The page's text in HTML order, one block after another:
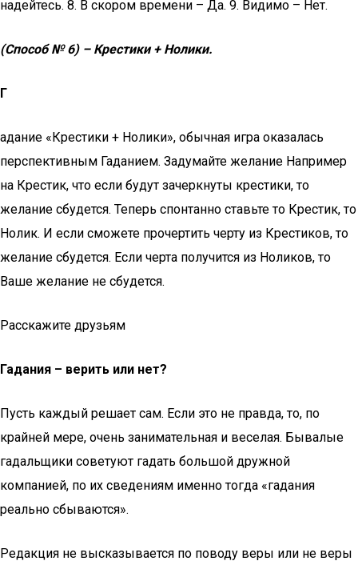
надейтесь. 8. В скором времени – Да. 9. Видимо – Нет.
(Способ № 6) – Крестики + Нолики.
Г
адание «Крестики + Нолики», обычная игра оказалась
перспективным Гаданием. Задумайте желание Например
на Крестик, что если будут зачеркнуты крестики, то
желание сбудется. Теперь спонтанно ставьте то Крестик, то
Нолик. И если сможете прочертить черту из Крестиков, то
желание сбудется. Если черта получится из Ноликов, то
Ваше желание не сбудется.
Расскажите друзьям
Гадания – верить или нет?
Пусть каждый решает сам. Если это не правда, то, по
крайней мере, очень занимательная и веселая. Бывалые
гадальщики советуют гадать большой дружной
компанией, по их сведениям именно тогда «гадания
реально сбываются».
Редакция не высказывается по поводу веры или не веры